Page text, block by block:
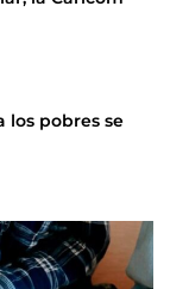
los pobres se